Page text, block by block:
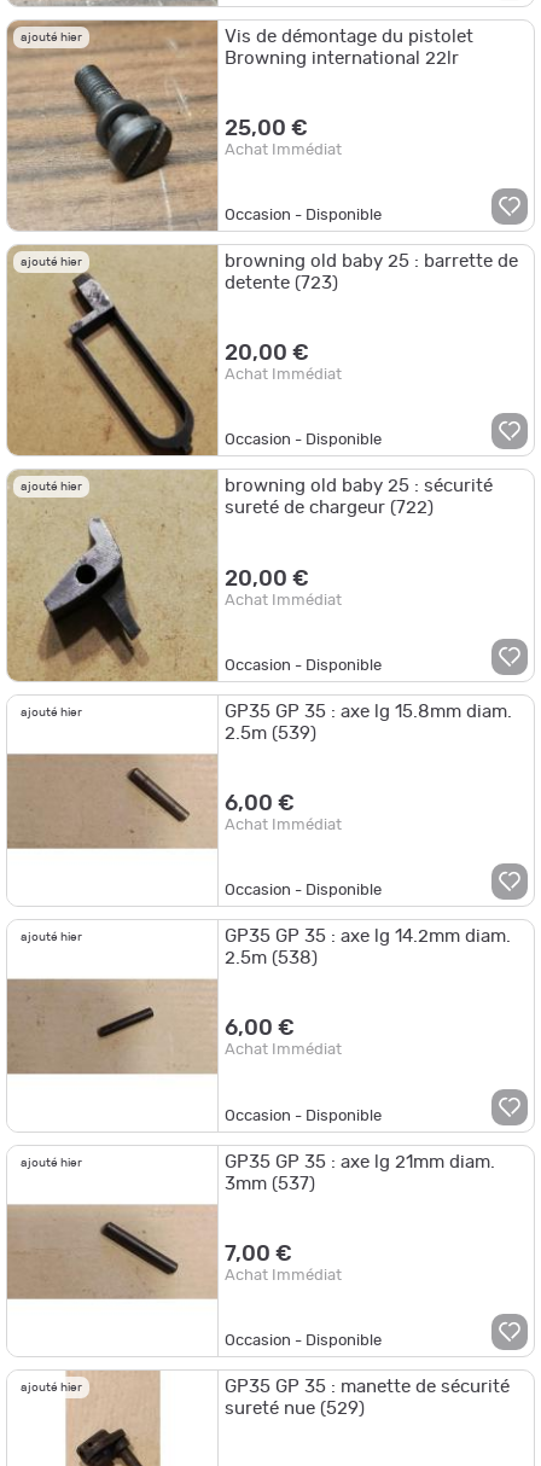
ajouté hier
Vis de démontage du pistolet
Browning international 22lr
25,00 €
Achat Immédiat
Occasion - Disponible
ajouté hier
browning old baby 25 : barrette de
detente (723)
20,00 €
Achat Immédiat
Occasion - Disponible
ajouté hier
browning old baby 25 : sécurité
sureté de chargeur (722)
20,00 €
Achat Immédiat
Occasion - Disponible
ajouté hier
GP35 GP 35 : axe lg 15.8mm diam.
2.5m (539)
6,00 €
Achat Immédiat
Occasion - Disponible
ajouté hier
GP35 GP 35 : axe lg 14.2mm diam.
2.5m (538)
6,00 €
Achat Immédiat
Occasion - Disponible
ajouté hier
GP35 GP 35 : axe lg 21mm diam.
3mm (537)
7,00 €
Achat Immédiat
Occasion - Disponible
ajouté hier
GP35 GP 35 : manette de sécurité
sureté nue (529)